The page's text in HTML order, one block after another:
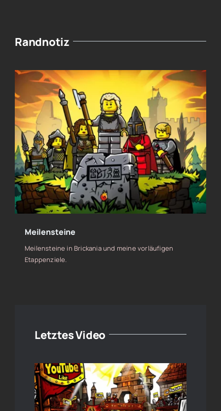
Randnotiz
Meilensteine
Meilensteine in Brickania und meine vorläufigen
Etappenziele.
Letztes Video